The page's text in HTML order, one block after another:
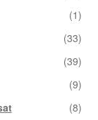
(1)
(33)
(39)
(9)
(8)